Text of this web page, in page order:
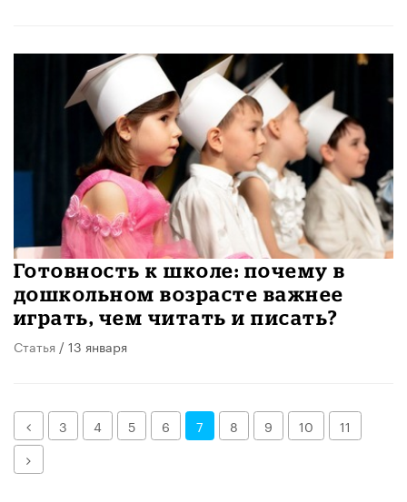
​Готовность к школе: почему в
дошкольном возрасте важнее
играть, чем читать и писать?
Статья / 13 января
Назад
3 4 5 6 7 8 9 10
11
Далее